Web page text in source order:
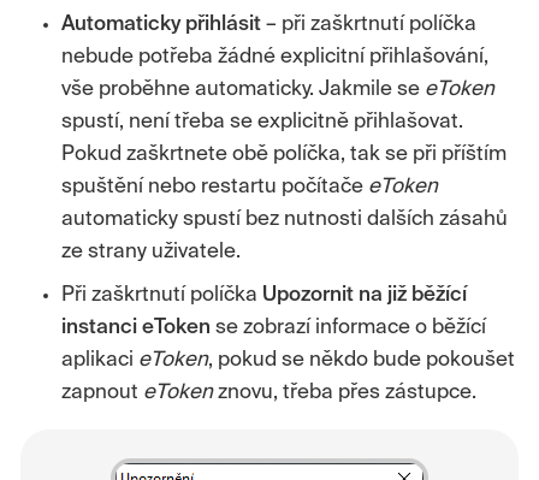
Automaticky přihlásit – při zaškrtnutí políčka
nebude potřeba žádné explicitní přihlašování,
vše proběhne automaticky. Jakmile se eToken
spustí, není třeba se explicitně přihlašovat.
Pokud zaškrtnete obě políčka, tak se při příštím
spuštění nebo restartu počítače eToken
automaticky spustí bez nutnosti dalších zásahů
ze strany uživatele.
Při zaškrtnutí políčka Upozornit na již běžící
instanci eToken se zobrazí informace o běžící
aplikaci eToken, pokud se někdo bude pokoušet
zapnout eTokenznovu, třeba přes zástupce.